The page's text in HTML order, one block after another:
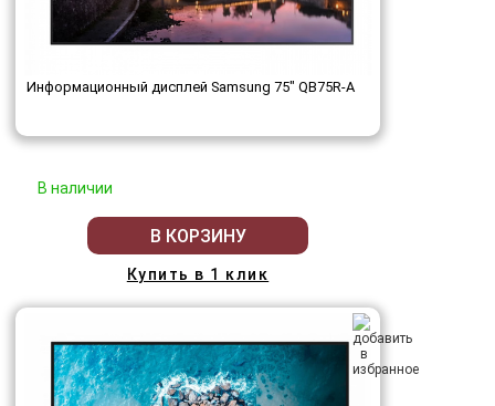
Информационный дисплей Samsung 75" QB75R-A
В наличии
В КОРЗИНУ
Купить в 1 клик